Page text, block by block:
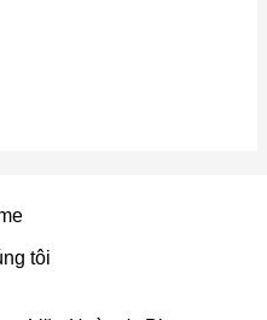
tôi